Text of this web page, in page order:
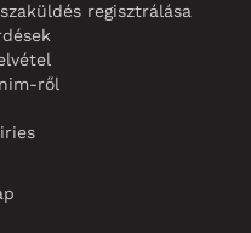
regisztrálása
ről